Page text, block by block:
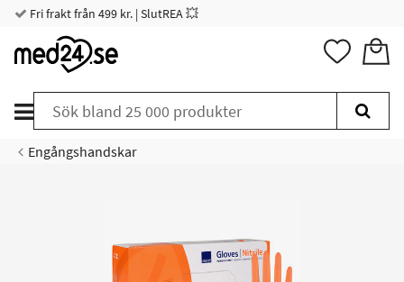
Fri frakt från 499 kr. | SlutREA 💥
Engångshandskar